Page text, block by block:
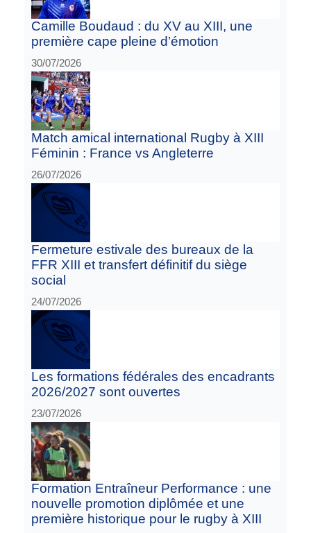
Camille Boudaud : du XV au XIII, une
première cape pleine d’émotion
30/07/2026
Match amical international Rugby à XIII
Féminin : France vs Angleterre
26/07/2026
Fermeture estivale des bureaux de la
FFR XIII et transfert définitif du siège
social
24/07/2026
Les formations fédérales des encadrants
2026/2027 sont ouvertes
23/07/2026
Formation Entraîneur Performance : une
nouvelle promotion diplômée et une
première historique pour le rugby à XIII